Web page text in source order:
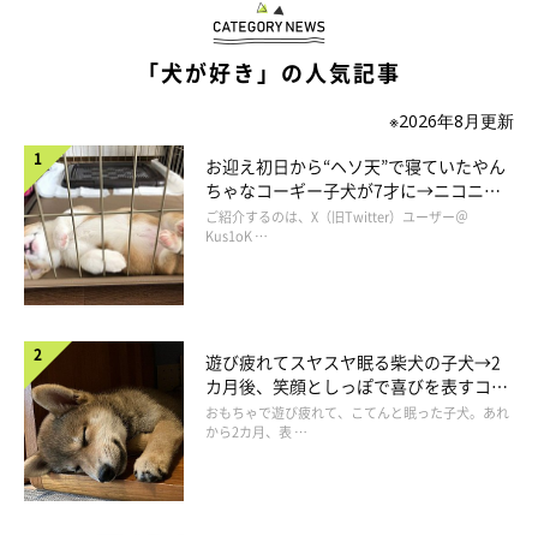
「犬が好き」の人気記事
※2026年8月更新
お迎え初日から“ヘソ天”で寝ていたやん
ちゃなコーギー子犬が7才に→ニコニ
コ“コーギースマイル”が魅力のコに成
長！
ご紹介するのは、X（旧Twitter）ユーザー＠
Kus1oK …
遊び疲れてスヤスヤ眠る柴犬の子犬→2
カ月後、笑顔としっぽで喜びを表すコに
成長！
おもちゃで遊び疲れて、こてんと眠った子犬。あれ
から2カ月、表 …